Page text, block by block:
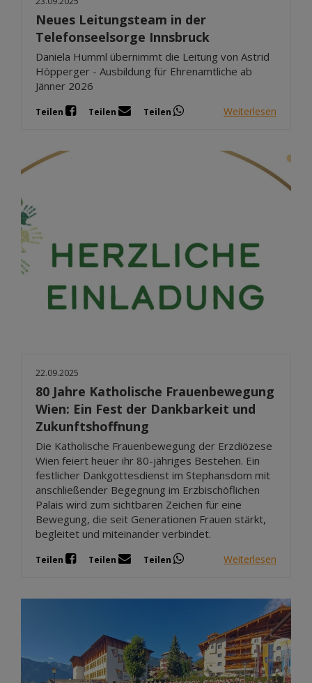
Neues Leitungsteam in der
Telefonseelsorge Innsbruck
Daniela Humml übernimmt die Leitung von Astrid
Höpperger - Ausbildung für Ehrenamtliche ab
Jänner 2026
Teilen Teilen Teilen Weiterlesen
22.09.2025
80 Jahre Katholische Frauenbewegung
Wien: Ein Fest der Dankbarkeit und
Zukunftshoffnung
Die Katholische Frauenbewegung der Erzdiözese
Wien feiert heuer ihr 80-jähriges Bestehen. Ein
festlicher Dankgottesdienst im Stephansdom mit
anschließender Begegnung im Erzbischöflichen
Palais wird zum sichtbaren Zeichen für eine
Bewegung, die seit Generationen Frauen stärkt,
begleitet und miteinander verbindet.
Teilen Teilen Teilen Weiterlesen